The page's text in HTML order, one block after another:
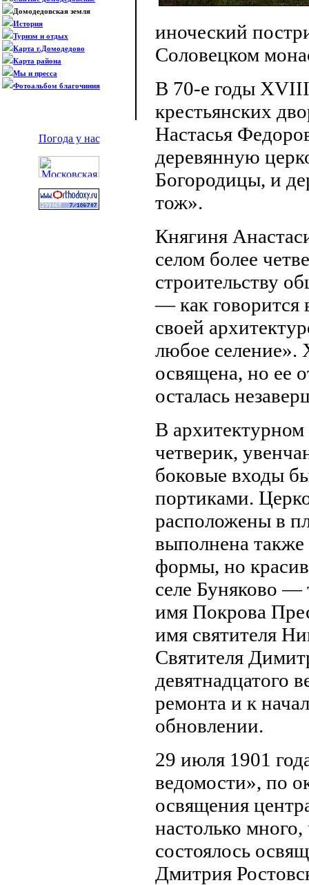
Домодедовская земля
История
Туризм и отдых
Карта г.Домодедово
Карта района
Мы и пресса
Фотоальбом благочиния
Погода у нас
иноческий
Соловецком
В 70-е годы XVIII
крестьянских
Настасья
деревянную
Богородицы, и
тож».
Княгиня
селом более
строительству
— как говорится
своей
любое селение».
освящена, но ее
осталась
В архитектурном
четверик,
боковые входы
портиками.
расположены в
выполнена также
формы, но
селе Буняково —
имя Покрова
имя святителя
Святителя
девятнадцатого
ремонта и к
обновлении.
29 июля 1901
ведомости», по
освящения
настолько
состоялось
Дмитрия